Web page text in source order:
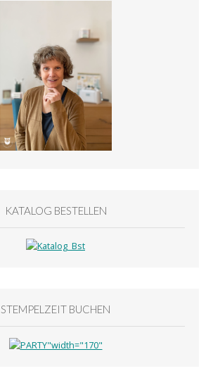
KATALOG BESTELLEN
STEMPELZEIT BUCHEN